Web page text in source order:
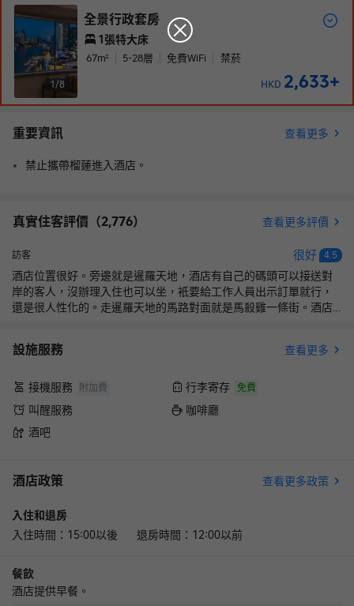
1/8
全景行政套房
1張特大床
67m² 5-28層 免費WiFi 禁菸
HKD 2,633+
重要資訊 查看更多
禁止攜帶榴蓮進入酒店。
真實住客評價（2,776） 查看更多評價
訪客 很好 4.5
酒店位置很好。旁邊就是暹羅天地，酒店有自己的碼頭可以接送對
岸的客人，沒辦理入住也可以坐，衹要給工作人員出示訂單就行，
還是很人性化的。走暹羅天地的馬路對面就是馬殺雞一條街。酒店
天地那條路一直走，看到711再走一點有一家本地的洗衣店，很便
有享受到。31樓的清吧氛圍挺好的，兩杯雞尾酒1100🐷
設施服務 查看更多
接機服務 附加費 行李寄存 免費
叫醒服務
咖啡廳
酒吧
酒店政策 查看更多政策
入住和退房
入住時間：15:00以後 退房時間：12:00以前
餐飲
酒店提供早餐。